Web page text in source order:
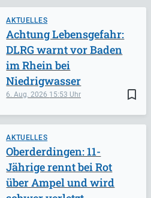
AKTUELLES
bookmark_border
6. Aug. 2026 15:53
Achtung Lebensgefahr:
DLRG warnt vor Baden
im Rhein bei
Niedrigwasser
AKTUELLES
Oberderdingen: 11-
Jährige rennt bei Rot
über Ampel und wird